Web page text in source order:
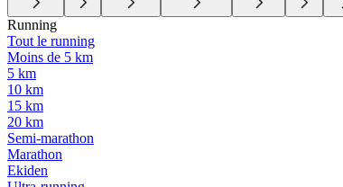
Running
Tout le running
Moins de 5 km
5 km
10 km
15 km
20 km
Semi-marathon
Marathon
Ekiden